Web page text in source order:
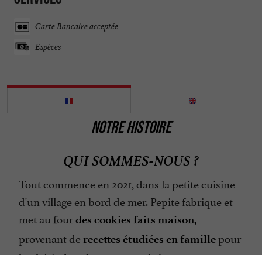
Carte Bancaire acceptée
Espèces
NOTRE HISTOIRE
QUI SOMMES-NOUS ?
Tout commence en 2021, dans la petite cuisine
d'un village en bord demer. Pepite fabrique et
met au fourdes cookies faits maison,
provenant de recettes étudiées en famillepour